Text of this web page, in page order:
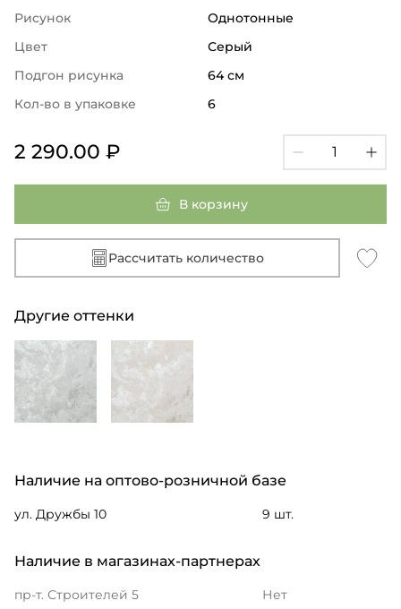
Рисунок
Однотонные
Цвет
Серый
Подгон рисунка
64 см
Кол-во в упаковке
6
2 290.00 ₽
В корзину
Рассчитать количество
Другие оттенки
Наличие на оптово-розничной базе
ул. Дружбы 10 9 шт.
Наличие в магазинах-партнерах
пр-т. Строителей 5
Нет